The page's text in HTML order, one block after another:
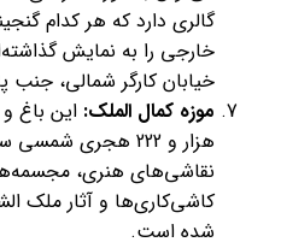
گالری دارد که هر کدام
خارجی را به نمایش
خیابان کارگر شمالی، جنب
موزه کمال الملک: این باغ
هزار و 222 هجری
نقاشی‌های هنری،
کاشی‌کاری‌ها و آثار ملک
شده است.